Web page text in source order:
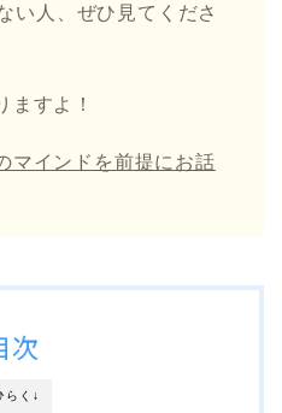
い人、ぜひ見てくださ
ますよ！
マインドを前提にお話
らく↓
次